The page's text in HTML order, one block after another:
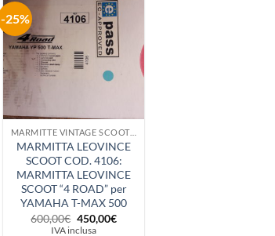
-25%
Aggiungi
alla lista
dei
desideri
MARMITTE VINTAGE SCOOTER + VESPA + PIAGGIO
MARMITTA LEOVINCE
SCOOT COD. 4106:
MARMITTA LEOVINCE
SCOOT “4 ROAD” per
YAMAHA T-MAX 500
600,00€ Il
prezzo
450,00€Il
IVA inclusa